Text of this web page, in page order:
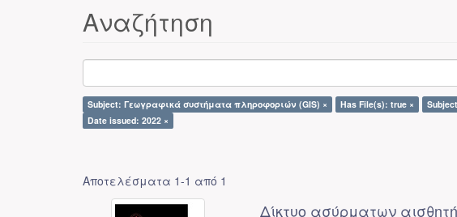
Αναζήτηση
Subject: Γεωγραφικά συστήματα πληροφοριών (GIS) × Has File(s): true ×
Date issued: 2022 ×
Αποτελέσματα 1-1 από 1
Δίκτυο ασύρματων